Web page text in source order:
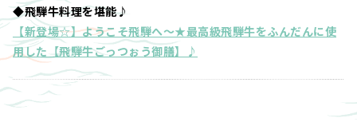
◆飛騨牛料理を堪能♪
【新登場☆】ようこそ飛騨へ～★最高級飛騨牛をふんだんに使
用した【飛騨牛ごっつぉう御膳】♪